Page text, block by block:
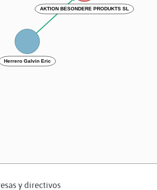
AKTION BESONDERE PRODUKTS SL
Herrero Galvin Eric
y directivos